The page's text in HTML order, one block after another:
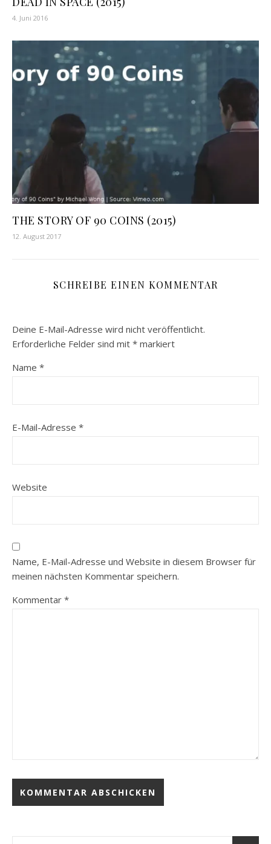
4. Juni 2016
THE STORY OF 90 COINS (2015)
12. August 2017
SCHREIBE EINEN KOMMENTAR
Deine E-Mail-Adresse wird nicht veröffentlicht.
Erforderliche Felder sind mit * markiert
Name *
E-Mail-Adresse *
Website
Name, E-Mail-Adresse und Website in diesem Browser für
meinen nächsten Kommentar speichern.
Kommentar *